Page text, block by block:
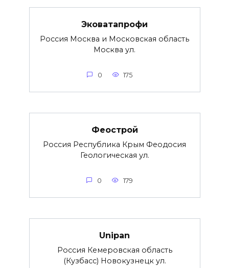
Эковатапрофи
Россия Москва и Московская область
Москва ул.
0 175
Феострой
Россия Республика Крым Феодосия
Геологическая ул.
0 179
Unipan
Россия Кемеровская область
(Кузбасс) Новокузнецк ул.